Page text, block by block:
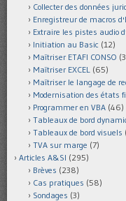
Collecter des données
Enregistreur de macros
Extraire les pistes audio
Initiation au Basic (12)
Maîtriser ETAFI CONSO
Maîtriser EXCEL (65)
Maîtriser le langage de
Modernisation des états
Programmer en VBA (46)
Tableaux de bord
Tableaux de bord visuels
TVA sur marge (7)
Articles A&SI (295)
Brèves (238)
Cas pratiques (58)
Sondages (3)